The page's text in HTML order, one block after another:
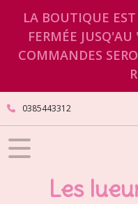
LA BOUTIQUE
FERMÉE
COMMANDES
0385443312
Les